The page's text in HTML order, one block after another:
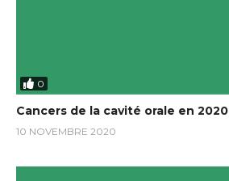
0
Cancers de la cavité orale en 2020
10 NOVEMBRE 2020